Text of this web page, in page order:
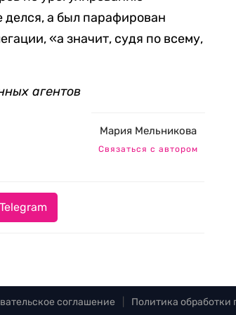
делся, а был парафирован
«а значит, судя по всему,
агентов
Мария Мельникова
Связаться с автором
соглашение Политика